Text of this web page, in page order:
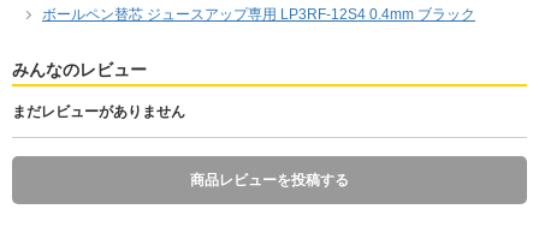
ボールペン替芯 ジュースアップ専用 LP3RF-12S4 0.4mm ブラック
みんなのレビュー
まだレビューがありません
商品レビューを投稿する